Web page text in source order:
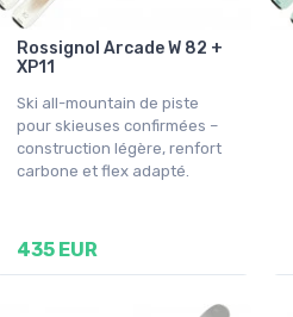
Rossignol Arcade W 82 +
XP11
Ski all-mountain de piste
pour skieuses confirmées –
construction légère, renfort
carbone et flex adapté.
435 EUR